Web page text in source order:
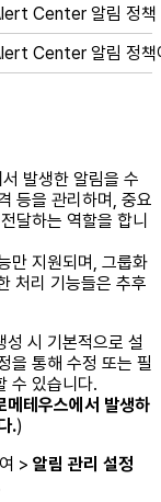
Center 알림 정책
Center 알림 정책
발생한 알림을 수
등을 관리하며, 중요
달하는 역할을 합니
지원되며, 그룹화
처리 기능들은 추후
성 시 기본적으로 설
을 통해 수정 또는 필
수 있습니다.
메테우스에서 발생하
.)
> 알림 관리 설정